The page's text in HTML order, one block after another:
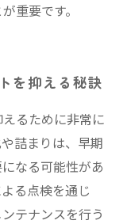
重要です。
を抑える秘訣
るために非常に
詰まりは、早期
なる可能性があ
る点検を通じ
テナンスを行う